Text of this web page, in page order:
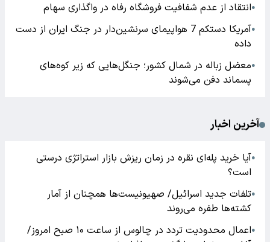
●انتقاد از عدم شفافیت فروشگاه رفاه در واگذاری سهام
●
آمریکا دستکم 7 هواپیمای سرنشین‌دار در جنگ ایران از دست
داده
●معضل زباله در شمال کشور؛ جنگل‌هایی که زیر کوه‌های
پسماند دفن می‌شوند
آخرین اخبار
●آیا خرید پله‌ای نقره در زمان ریزش بازار استراتژی درستی
است؟
●تلفات جدید اسرائیل/ صهیونیست‌ها همچنان از آمار
کشته‌ها طفره می‌روند
●
اعمال محدودیت تردد در چالوس از ساعت ۱۰ صبح امروز/